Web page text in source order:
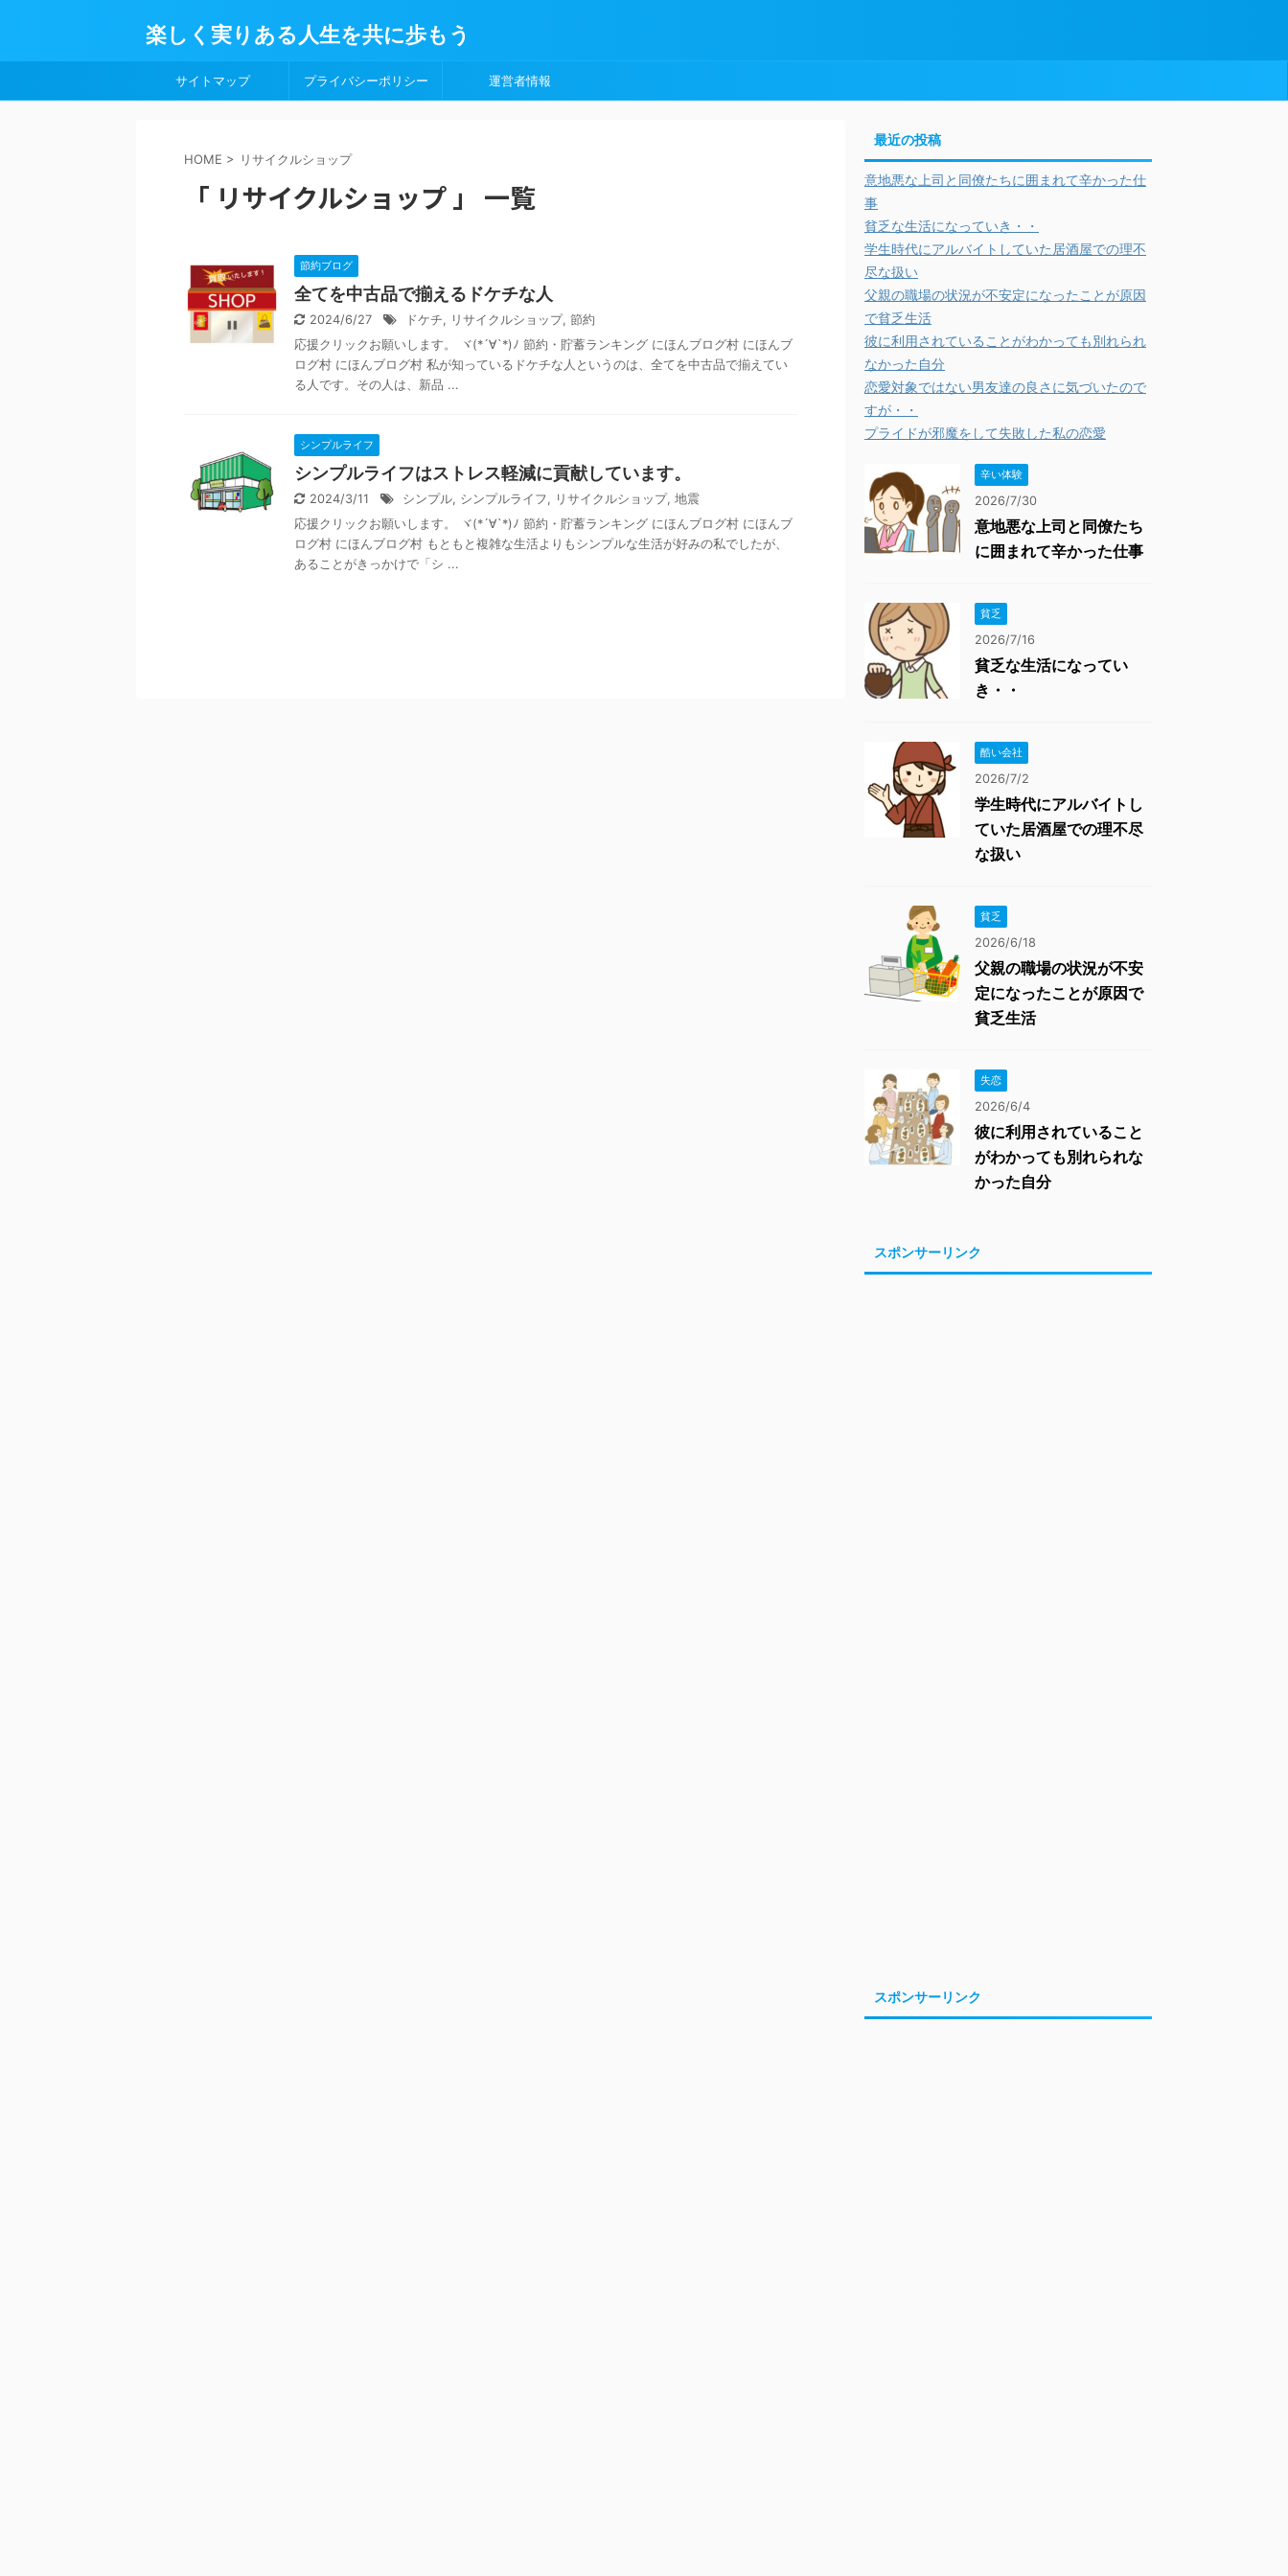
楽しく実りある人生を共に歩もう
サイトマップ プライバシーポリシー 運営者情報
HOME > リサイクルショップ
「 リサイクルショップ 」 一覧
節約ブログ
全てを中古品で揃えるドケチな人
2024/6/27 ドケチ, リサイクルショップ, 節約
応援クリックお願いします。 ヾ(*´∀`*)ﾉ 節約・貯蓄ランキング にほんブログ村 にほんブ
ログ村 にほんブログ村 私が知っているドケチな人というのは、全てを中古品で揃えてい
る人です。その人は、新品 ...
シンプルライフ
シンプルライフはストレス軽減に貢献しています。
2024/3/11 シンプル, シンプルライフ, リサイクルショップ, 地震
応援クリックお願いします。 ヾ(*´∀`*)ﾉ 節約・貯蓄ランキング にほんブログ村 にほんブ
ログ村 にほんブログ村 もともと複雑な生活よりもシンプルな生活が好みの私でしたが、
あることがきっかけで「シ ...
最近の投稿
意地悪な上司と同僚たちに囲まれて辛かった仕
事
貧乏な生活になっていき・・
学生時代にアルバイトしていた居酒屋での理不
尽な扱い
父親の職場の状況が不安定になったことが原因
で貧乏生活
彼に利用されていることがわかっても別れられ
なかった自分
恋愛対象ではない男友達の良さに気づいたので
すが・・
プライドが邪魔をして失敗した私の恋愛
辛い体験
2026/7/30
意地悪な上司と同僚たち
に囲まれて辛かった仕事
貧乏
2026/7/16
貧乏な生活になってい
き・・
酷い会社
2026/7/2
学生時代にアルバイトし
ていた居酒屋での理不尽
な扱い
貧乏
2026/6/18
父親の職場の状況が不安
定になったことが原因で
貧乏生活
失恋
2026/6/4
彼に利用されていること
がわかっても別れられな
かった自分
スポンサーリンク
スポンサーリンク